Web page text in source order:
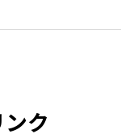
ク